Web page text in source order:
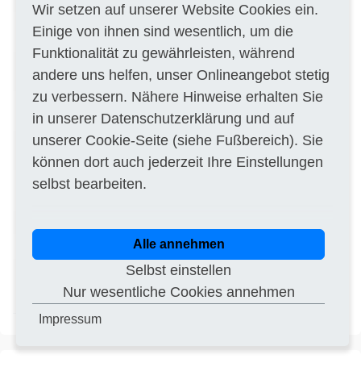
Reichspräsident-Friedrich-Ebert-
Schule, LOS 1: Altlastensanierung
DE–34576 14.07.2025
Projekt Mitholz: Durchführung von
Wasseranalytik
Altlastensanierung und Umgestaltung
Lehrerbereich
DE–34212 14.07.2025
Durchführung von PFAS
Bodenuntersuchungen
DE–86179 14.07.2025
Erstellung eines
Sanierung von Altlasten
CH–8510
Durchführung von orientierenden
Untersuchungen an 7
Altlastenverdachtsflächen
DE–93053
Wir setzen auf unserer Website Cookies ein.
Einige von ihnen sind wesentlich, um die
Funktionalität zu gewährleisten, während
andere uns helfen, unser Onlineangebot stetig
zu verbessern. Nähere Hinweise erhalten Sie
in unserer Datenschutzerklärung und auf
unserer Cookie-Seite (siehe Fußbereich). Sie
können dort auch jederzeit Ihre Einstellungen
selbst bearbeiten.
Alle annehmen
Selbst einstellen
Nur wesentliche Cookies annehmen
Impressum